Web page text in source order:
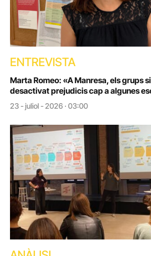
ENTREVISTA
Marta Romeo: «A Manresa, els grups
desactivat prejudicis cap a algunes
23 - juliol - 2026 · 03:00